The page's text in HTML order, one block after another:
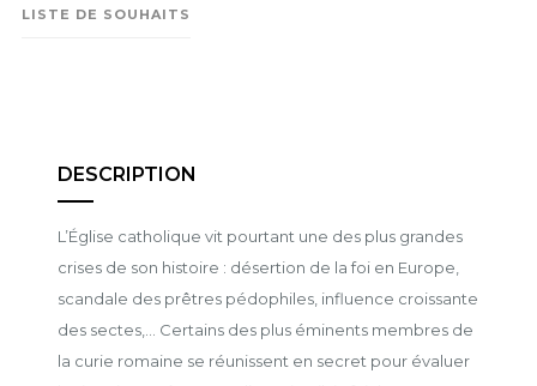
LISTE DE SOUHAITS
DESCRIPTION
L’Église catholique vit pourtant une des plus grandes
crises de son histoire : désertion de la foi en Europe,
scandale des prêtres pédophiles, influence croissante
des sectes,... Certains des plus éminents membres de
la curie romaine se réunissent en secret pour évaluer